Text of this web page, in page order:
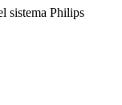
sistema Philips